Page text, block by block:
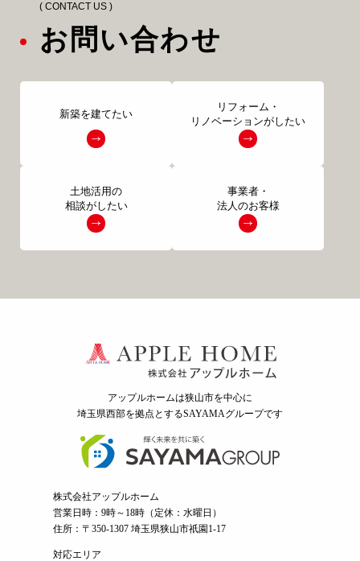
( CONTACT US )
お問い合わせ
新築を建てたい
リフォーム・
リノベーションがしたい
土地活用の
相談がしたい
事業者・
法人のお客様
リフォーム
アフターメンテナンス 安心保証制度
注文住宅
リフォーム・
リノベーション
アップルホームは狭山市を中心に
埼玉県西部を拠点とするSAYAMAグループです
株式会社アップルホーム
営業日時：9時～18時（定休：水曜日）
住所：〒350-1307 埼玉県狭山市祇園1-17
対応エリア
04-2950-7171
04-2968-5522